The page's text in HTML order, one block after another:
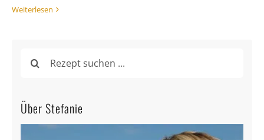
Weiterlesen
nach:
Über Stefanie